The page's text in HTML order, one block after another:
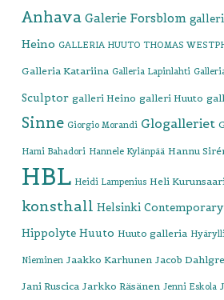
Anhava Galerie Forsblom
Heino GALLERIA HUUTO THOMAS
Galleria Katariina Galleria Lapinlahti
Sculptor galleri Heino galleri Huuto
Sinne Giorgio Morandi Glogalleriet
Hami Bahadori Hannele Kylänpää Hannu
HBL Heidi Lampenius Heli
konsthall Helsinki Contemporary
Hippolyte Huuto Huuto galleria
Nieminen Jaakko Karhunen Jacob
Jani Ruscica Jarkko Räsänen Jenni Eskola